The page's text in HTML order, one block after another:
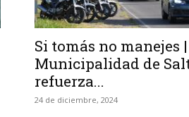
Si tomás no manejes
Municipalidad de
refuerza...
24 de diciembre, 2024